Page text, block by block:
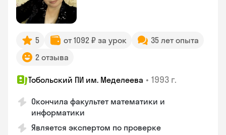
5 от 1092 ₽ за урок
35 лет опыта
2 отзыва
Тобольский ПИ им. Меделеева • 1993 г.
Окончила факультет математики и
информатики
Является экспертом по проверке